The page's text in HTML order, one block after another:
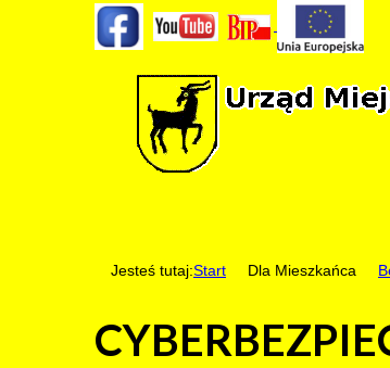
Jesteś tutaj:Start Dla Mieszkańca